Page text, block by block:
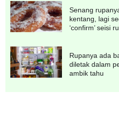
Senang
kentang, lagi
‘confirm’ seisi
Rupanya ada
diletak dalam
ambik tahu